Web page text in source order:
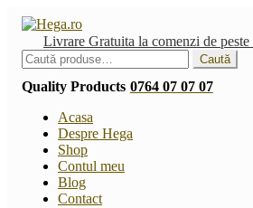
Sari
navigare
Sari
conținut
Livrare Gratuita la comenzi de
Caută
după:
Caută
Quality Products 0764 07 07 07
Acasa
Despre Hega
Shop
Contul meu
Blog
Contact